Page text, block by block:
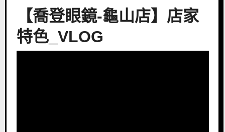
【喬登眼鏡-龜山店】店家
特色_VLOG